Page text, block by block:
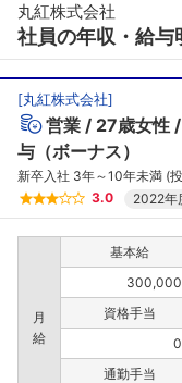
丸紅株式会社
社員の年収・給与
[丸紅株式会社]
営業 27歳女性
与（ボーナス）
新卒入社 3年～10年未満 (
3.0
2022年
月
給
基本給
300,000
資格手当
0
通勤手当